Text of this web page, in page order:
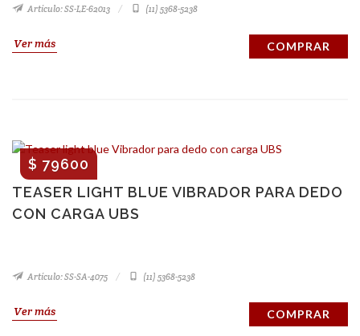
Artículo: SS-LE-62013 (11) 5368-5238
Ver más COMPRAR
TEASER LIGHT BLUE VIBRADOR PARA DEDO
CON CARGA UBS
$ 79600
Artículo: SS-SA-4075 (11) 5368-5238
Ver más COMPRAR